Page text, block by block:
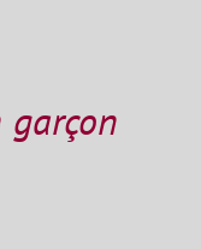
garçon